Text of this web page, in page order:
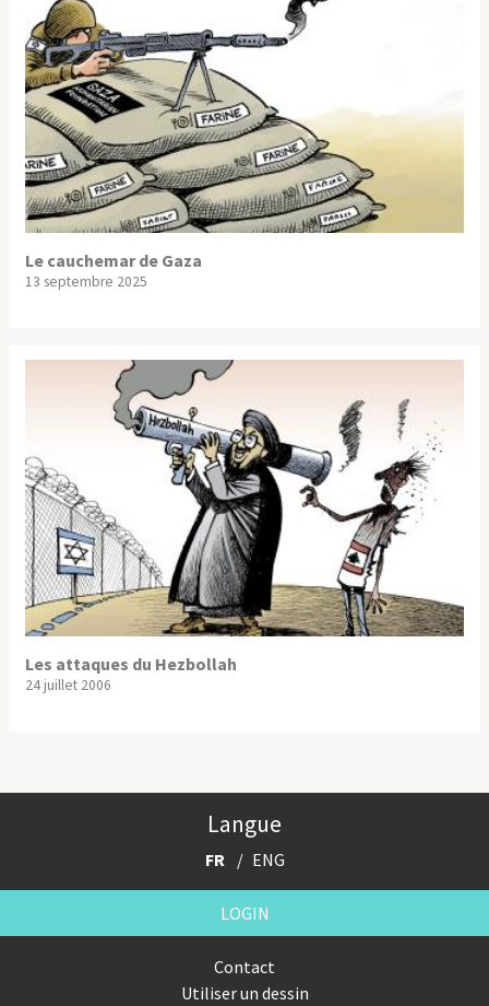
Le cauchemar de Gaza
13 septembre 2025
Les attaques du Hezbollah
24 juillet 2006
Langue
FR ENG
LOGIN
Contact
Utiliser un dessin